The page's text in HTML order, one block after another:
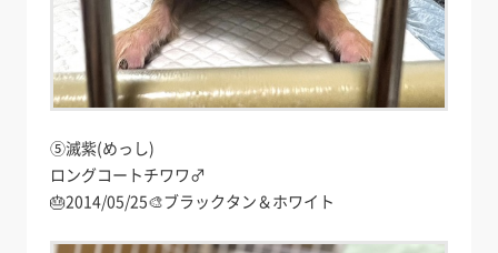
⑤滅紫(めっし)
ロングコートチワワ♂
🎂2014/05/25🎨ブラックタン＆ホワイト